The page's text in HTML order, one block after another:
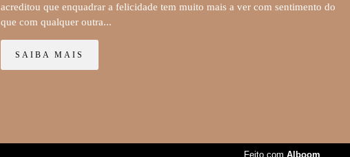
acreditou que enquadrar a felicidade tem muito mais a ver com sentimento do
que com qualquer outra...
SAIBA MAIS
Feito com Alboom